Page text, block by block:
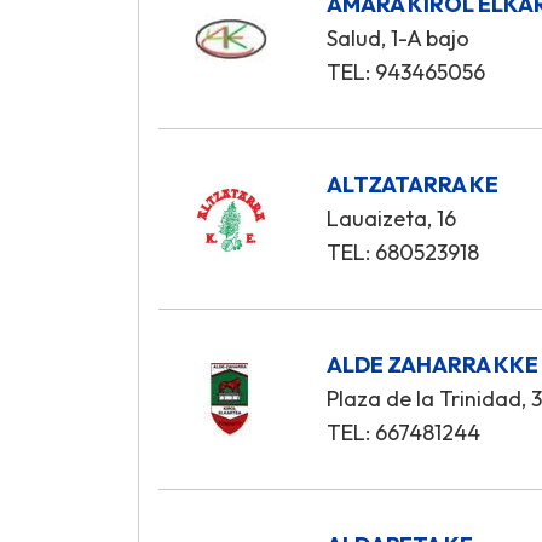
Salud, 1-A bajo
TEL: 943465056
ALTZATARRA KE
Lauaizeta, 16
TEL: 680523918
ALDE ZAHARRA KKE
Plaza de la Trinidad, 3
TEL: 667481244